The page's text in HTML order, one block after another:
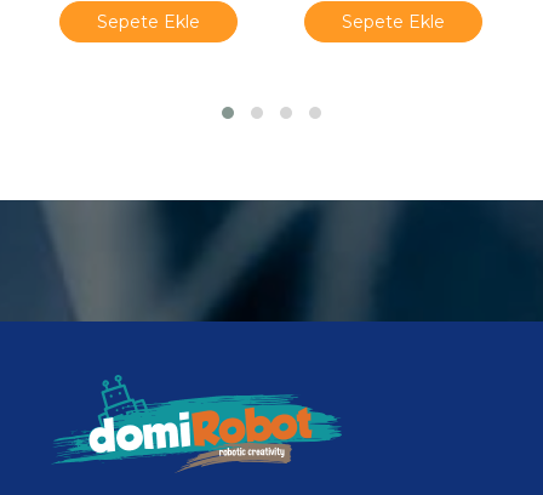
Sepete Ekle Sepete Ekle